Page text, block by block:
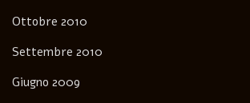
Ottobre 2010
Settembre 2010
Giugno 2009